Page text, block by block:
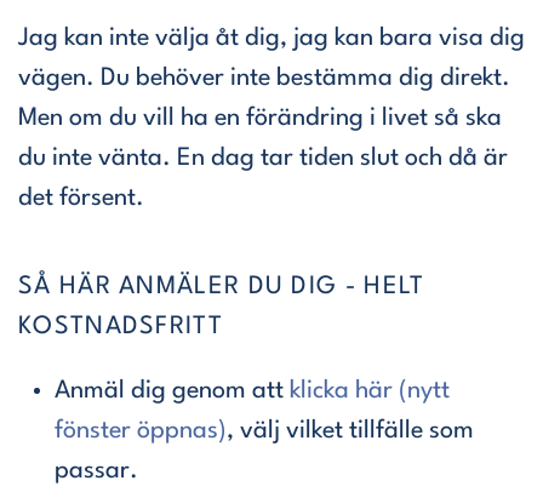
Jag kan inte välja åt dig, jag kan bara visa dig
vägen. Du behöver inte bestämma dig direkt.
Men om du vill ha en förändring i livet så ska
du inte vänta. En dag tar tiden slut och då är
det försent.
SÅ HÄR ANMÄLER DU DIG - HELT
KOSTNADSFRITT
Anmäl dig genom att klicka här (nytt
fönster öppnas), välj vilket tillfälle som
passar.